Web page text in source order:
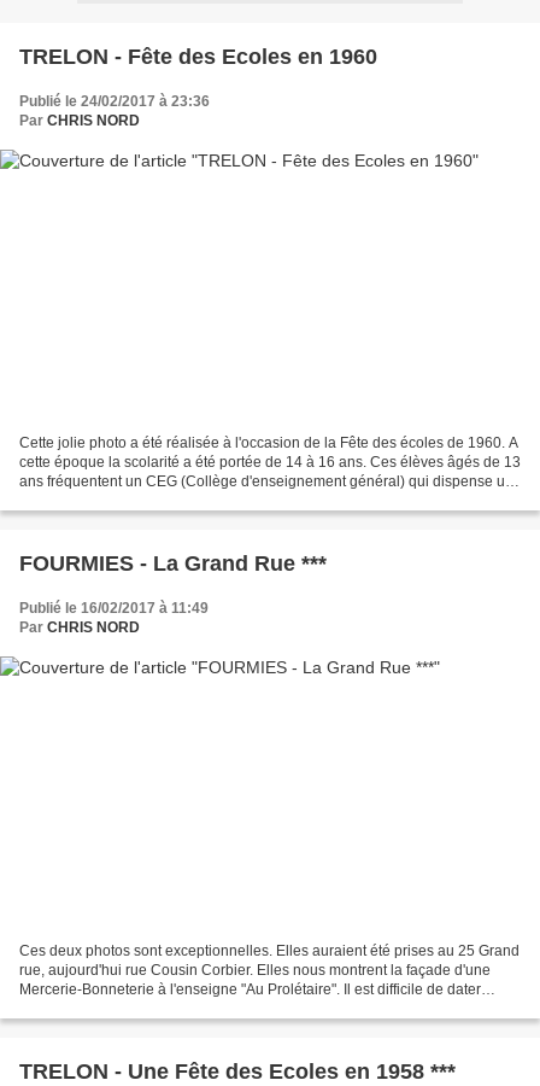
TRELON - Fête des Ecoles en 1960
Publié le 24/02/2017 à 23:36
Par CHRIS NORD
Cette jolie photo a été réalisée à l'occasion de la Fête des écoles de 1960. A
cette époque la scolarité a été portée de 14 à 16 ans. Ces élèves âgés de 13
ans fréquentent un CEG (Collège d'enseignement général) qui dispense un
FOURMIES - La Grand Rue ***
Publié le 16/02/2017 à 11:49
Par CHRIS NORD
Ces deux photos sont exceptionnelles. Elles auraient été prises au 25 Grand
rue, aujourd'hui rue Cousin Corbier. Elles nous montrent la façade d'une
Mercerie-Bonneterie à l'enseigne "Au Prolétaire". Il est difficile de dater
TRELON - Une Fête des Ecoles en 1958 ***